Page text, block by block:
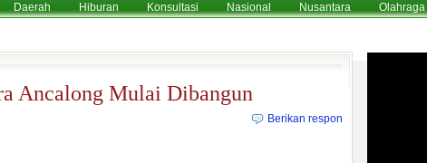
Daerah Hiburan Konsultasi Nasional Nusantara Olahraga
Ancalong Mulai Dibangun
Berikan respon